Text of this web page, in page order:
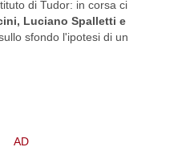
di Tudor: in corsa ci
Luciano Spalletti e
sfondo l'ipotesi di un